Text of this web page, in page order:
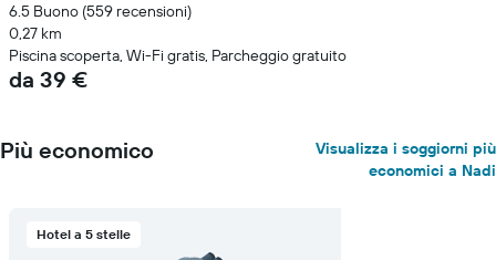
6.5 Buono (559 recensioni)
0,27 km
Piscina scoperta, Wi-Fi gratis, Parcheggio gratuito
da 39 €
Più economico
Visualizza i soggiorni più
economici a Nadi
Hotel a 5 stelle